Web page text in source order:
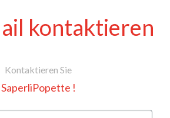
kontaktieren
Kontaktieren Sie
SaperliPopette !